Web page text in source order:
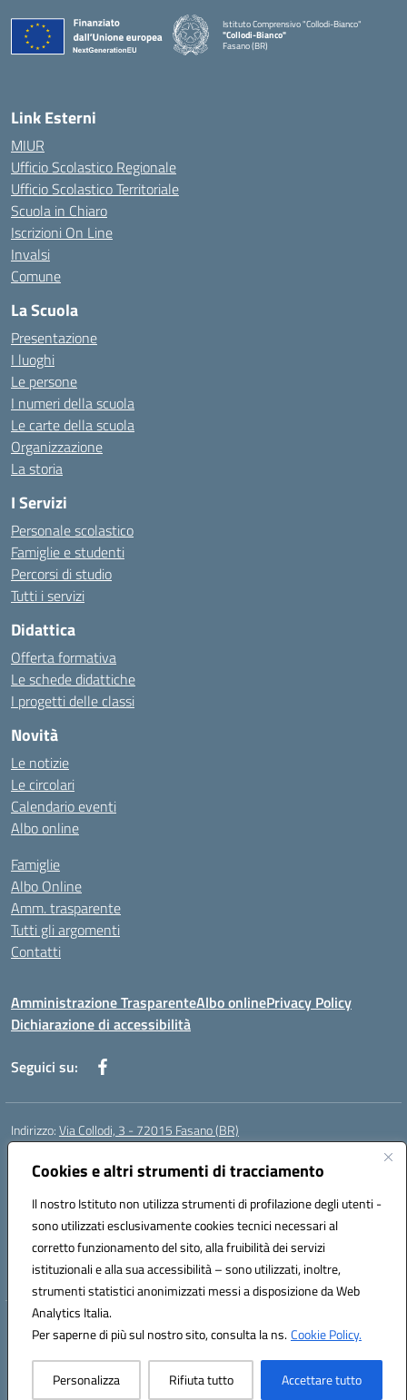
Cookies e altri strumenti di tracciamento
Il nostro Istituto non utilizza strumenti di profilazione degli utenti -
sono utilizzati esclusivamente cookies tecnici necessari al
corretto funzionamento del sito, alla fruibilità dei servizi
istituzionali e alla sua accessibilità – sono utilizzati, inoltre,
strumenti statistici anonimizzati messi a disposizione da Web
Analytics Italia.
Per saperne di più sul nostro sito, consulta la ns.Cookie Policy.
Personalizza Rifiuta tutto Accettare tutto
Istituto Comprensivo "Collodi-Bianco"
"Collodi-Bianco"
Fasano (BR)
Link Esterni
MIUR
Ufficio Scolastico Regionale
Ufficio Scolastico Territoriale
Scuola in Chiaro
Iscrizioni On Line
Invalsi
Comune
La Scuola
Presentazione
I luoghi
Le persone
I numeri della scuola
Le carte della scuola
Organizzazione
La storia
I Servizi
Personale scolastico
Famiglie e studenti
Percorsi di studio
Tutti i servizi
Didattica
Offerta formativa
Le schede didattiche
I progetti delle classi
Novità
Le notizie
Le circolari
Calendario eventi
Albo online
Famiglie
Albo Online
Amm. trasparente
Tutti gli argomenti
Contatti
Amministrazione TrasparenteAlbo onlinePrivacy Policy
Dichiarazione di accessibilità
Seguici su:
Indirizzo:Via Collodi, 3 - 72015 Fasano (BR)
Centralino:
Posta elettronica certificata (PEC):bric839004@pec.istruzione.it
Codice fiscale: 90059320748
Codice meccanografico:BRIC839004
Codice Indice delle Pubbliche Amministrazioni (IPA): istsc_bree02200r
Codice unico di fatturazione (CUF): MIL3BD
Hosting & Powered by 3D Solution S.r.l.
Concept & Design by Designers Italia